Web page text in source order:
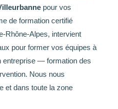
pour vos
de formation certifié
Rhône-Alpes, intervient
pour former vos équipes à
entreprise — formation des
Nous nous
et dans toute la zone